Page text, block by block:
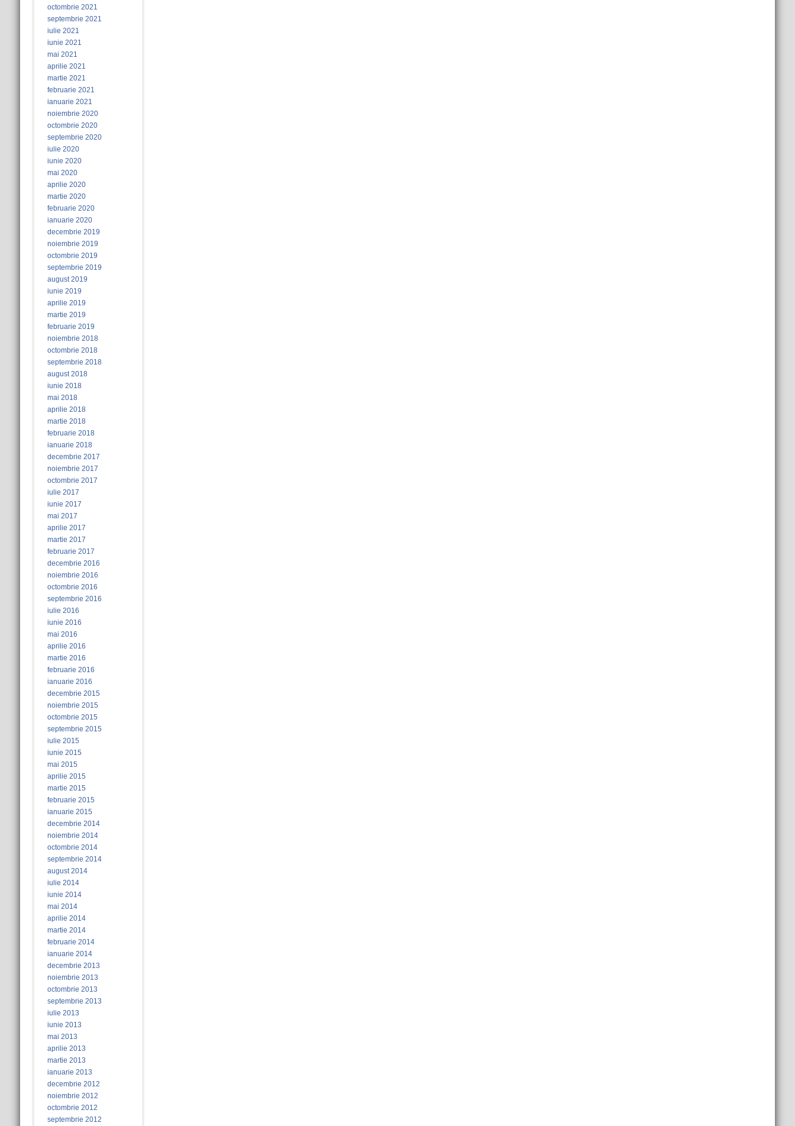
octombrie 2021
septembrie 2021
iulie 2021
iunie 2021
mai 2021
aprilie 2021
martie 2021
februarie 2021
ianuarie 2021
noiembrie 2020
octombrie 2020
septembrie 2020
iulie 2020
iunie 2020
mai 2020
aprilie 2020
martie 2020
februarie 2020
ianuarie 2020
decembrie 2019
noiembrie 2019
octombrie 2019
septembrie 2019
august 2019
iunie 2019
aprilie 2019
martie 2019
februarie 2019
noiembrie 2018
octombrie 2018
septembrie 2018
august 2018
iunie 2018
mai 2018
aprilie 2018
martie 2018
februarie 2018
ianuarie 2018
decembrie 2017
noiembrie 2017
octombrie 2017
iulie 2017
iunie 2017
mai 2017
aprilie 2017
martie 2017
februarie 2017
decembrie 2016
noiembrie 2016
octombrie 2016
septembrie 2016
iulie 2016
iunie 2016
mai 2016
aprilie 2016
martie 2016
februarie 2016
ianuarie 2016
decembrie 2015
noiembrie 2015
octombrie 2015
septembrie 2015
iulie 2015
iunie 2015
mai 2015
aprilie 2015
martie 2015
februarie 2015
ianuarie 2015
decembrie 2014
noiembrie 2014
octombrie 2014
septembrie 2014
august 2014
iulie 2014
iunie 2014
mai 2014
aprilie 2014
martie 2014
februarie 2014
ianuarie 2014
decembrie 2013
noiembrie 2013
octombrie 2013
septembrie 2013
iulie 2013
iunie 2013
mai 2013
aprilie 2013
martie 2013
ianuarie 2013
decembrie 2012
noiembrie 2012
octombrie 2012
septembrie 2012